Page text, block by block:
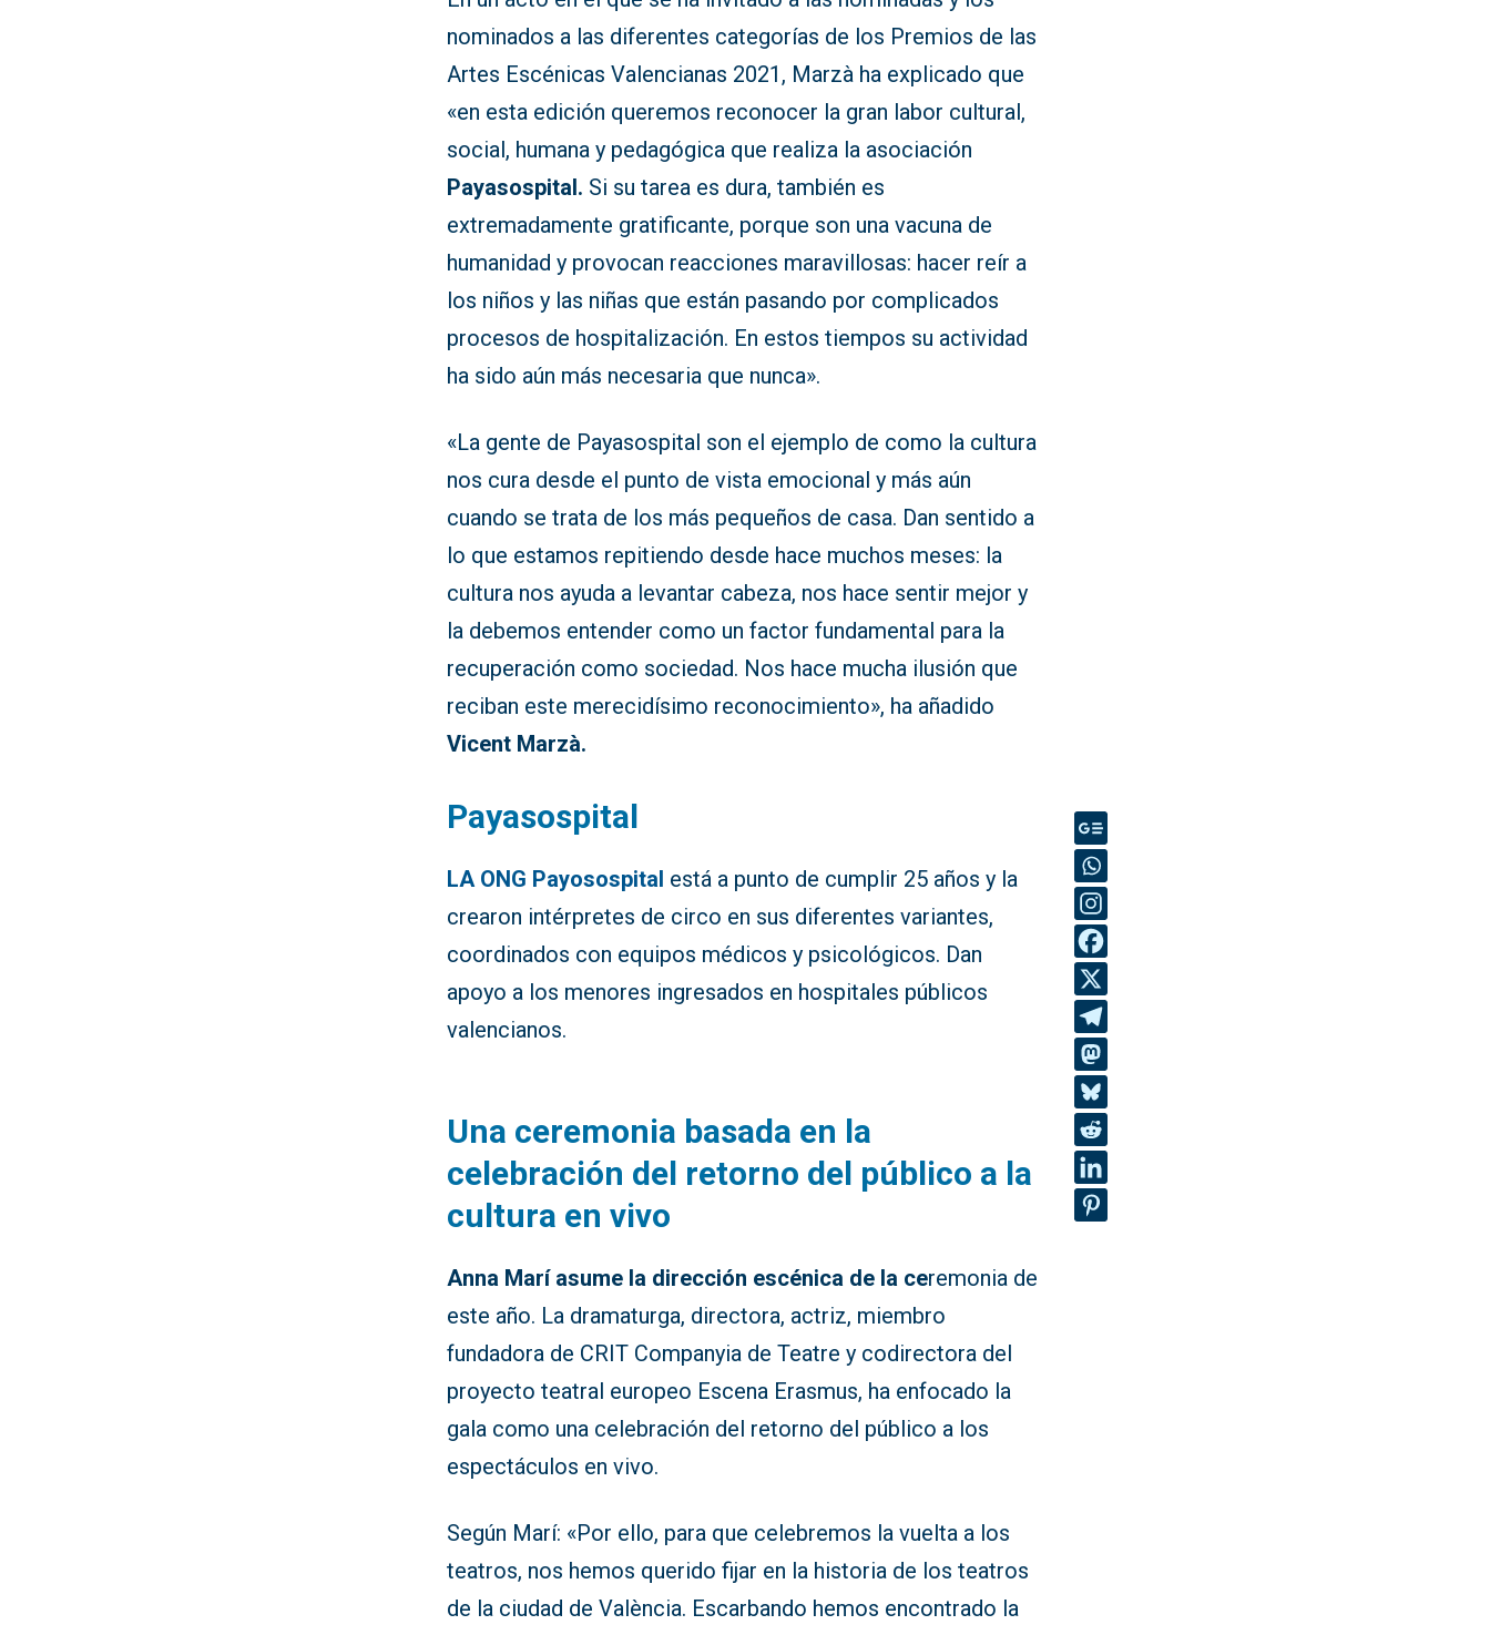
nominados a las diferentes categorías de los Premios de las
Artes Escénicas Valencianas 2021, Marzà ha explicado que
«en esta edición queremos reconocer la gran labor cultural,
social, humana y pedagógica que realiza la asociación
Payasospital. Si su tarea es dura, también es
extremadamente gratificante, porque son una vacuna de
humanidad y provocan reacciones maravillosas: hacer reír a
los niños y las niñas que están pasando por complicados
procesos de hospitalización. En estos tiempos su actividad
ha sido aún más necesaria que nunca».
«La gente de Payasospital son el ejemplo de como la cultura
nos cura desde el punto de vista emocional y más aún
cuando se trata de los más pequeños de casa. Dan sentido a
lo que estamos repitiendo desde hace muchos meses: la
cultura nos ayuda a levantar cabeza, nos hace sentir mejor y
la debemos entender como un factor fundamental para la
recuperación como sociedad. Nos hace mucha ilusión que
reciban este merecidísimo reconocimiento», ha añadido
Vicent Marzà.
Payasospital
LA ONG Payosospital está a punto de cumplir 25 años y la
crearon intérpretes de circo en sus diferentes variantes,
coordinados con equipos médicos y psicológicos. Dan
apoyo a los menores ingresados en hospitales públicos
valencianos.
Una ceremonia basada en la
celebración del retorno del público a la
cultura en vivo
Anna Marí asume la dirección escénica de la ceremonia de
este año. La dramaturga, directora, actriz, miembro
fundadora de CRIT Companyia de Teatre y codirectora del
proyecto teatral europeo Escena Erasmus, ha enfocado la
gala como una celebración del retorno del público a los
espectáculos en vivo.
Según Marí: «Por ello, para que celebremos la vuelta a los
teatros, nos hemos querido fijar en la historia de los teatros
de la ciudad de València. Escarbando hemos encontrado la